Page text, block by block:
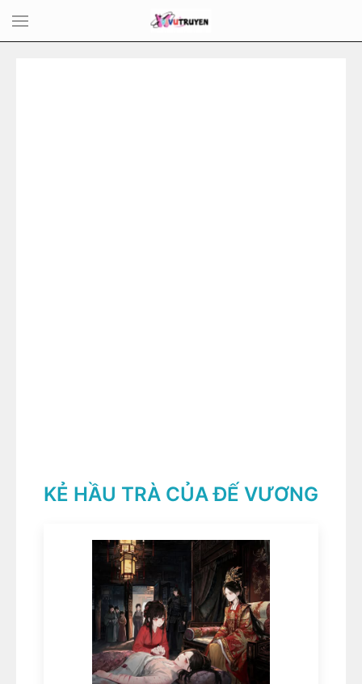
KẺ HẦU TRÀ CỦA ĐẾ VƯƠNG